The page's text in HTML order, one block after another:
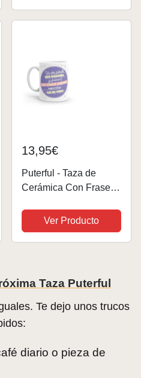
microondas y
13,95€
Puterful - Taza de
Cerámica Con Frase
Intenté Ser Normal' -
Taza Original para
Café - 325ml
Ver Producto
Taza Puterful
Te dejo unos trucos
diario o pieza de